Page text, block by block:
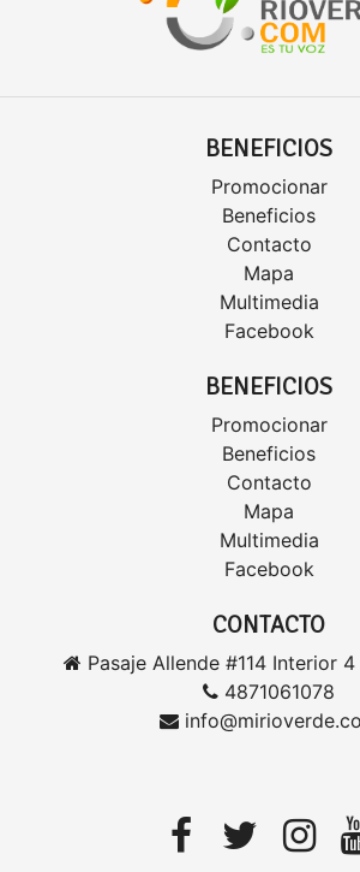
BENEFICIOS
Promocionar
Beneficios
Contacto
Mapa
Multimedia
Facebook
BENEFICIOS
Promocionar
Beneficios
Contacto
Mapa
Multimedia
Facebook
CONTACTO
Pasaje Allende #114 Interior
4871061078